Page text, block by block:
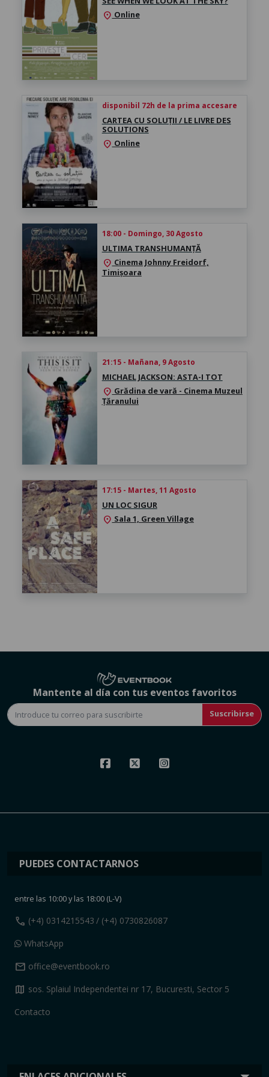
location_on Online
disponibil 72h de la prima accesare
CARTEA CU SOLUȚII / LE LIVRE DES
SOLUTIONS
location_on Online
18:00 - Domingo, 30 Agosto
ULTIMA TRANSHUMANȚĂ
location_on Cinema Johnny Freidorf,
Timișoara
21:15 - Mañana, 9 Agosto
MICHAEL JACKSON: ASTA-I TOT
location_on Grădina de vară - Cinema Muzeul
Țăranului
17:15 - Martes, 11 Agosto
UN LOC SIGUR
location_on Sala 1, Green Village
Mantente al día con tus eventos favoritos
Suscribirse
PUEDES CONTACTARNOS
entre las 10:00 y las 18:00 (L-V)
call (+4) 0314215543 / (+4) 0730826087
WhatsApp
mail office@eventbook.ro
map sos. Splaiul Independentei nr 17, Bucuresti, Sector 5
Contacto